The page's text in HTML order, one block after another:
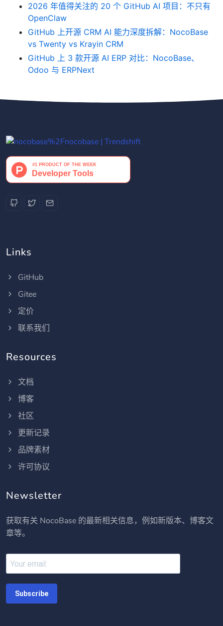
2026 年值得关注的 20 个 GitHub AI 项目：不只有
OpenClaw
GitHub 上开源 CRM AI 能力深度拆解：NocoBase
vs Twenty vs Krayin CRM
GitHub 上 3 款开源 AI ERP 对比：NocoBase、
Odoo 与 ERPNext
Links
GitHub
Gitee
定价
联系我们
Resources
文档
博客
社区
更新记录
品牌素材
许可协议
Newsletter
获取有关 NocoBase 的最新相关信息，例如新版本、博客文
章等。
Subscribe